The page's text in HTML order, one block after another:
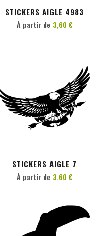
STICKERS AIGLE 4983
À partir de 3,60 €
STICKERS AIGLE 7
À partir de 3,60 €